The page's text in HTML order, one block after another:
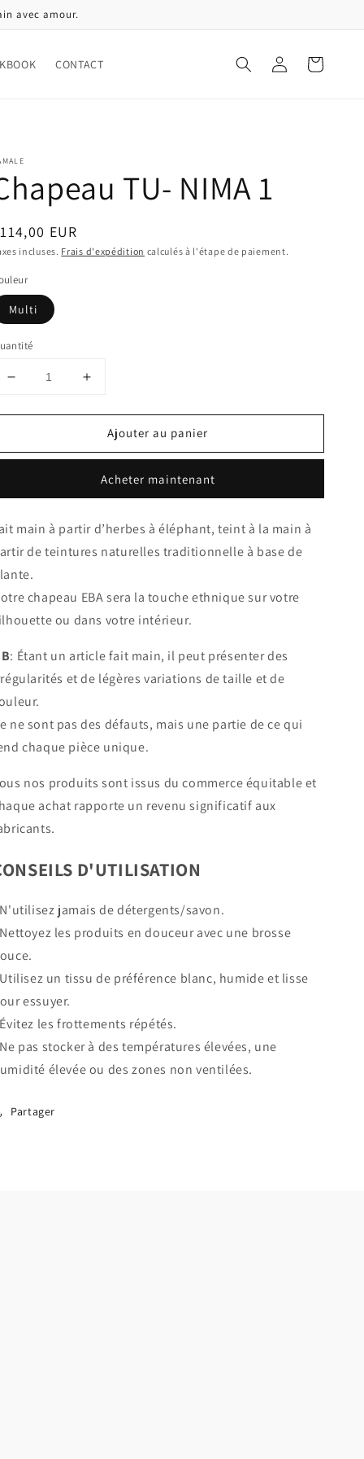
avec amour.
CONTACT Connexion Panier
TU- NIMA 1
EUR
incluses. Frais d'expédition calculés à l'étape de paiement.
Multi
Réduire
quantité
Chapeau
1
Augmenter
quantité
Chapeau
NIMA
1
Ajouter au panier
Acheter maintenant
main à partir d’herbes à éléphant, teint à la main à
de teintures naturelles traditionnelle à base de
chapeau EBA sera la touche ethnique sur votre
ou dans votre intérieur.
: Étant un article fait main, il peut présenter des
et de légères variations de taille et de
ne sont pas des défauts, mais une partie de ce qui
chaque pièce unique.
nos produits sont issus du commerce équitable et
achat rapporte un revenu significatif aux
D'UTILISATION
N'utilisez jamais de détergents/savon.
les produits en douceur avec une brosse
Utilisez un tissu de préférence blanc, humide et lisse
essuyer.
les frottements répétés.
pas stocker à des températures élevées, une
élevée ou des zones non ventilées.
Partager